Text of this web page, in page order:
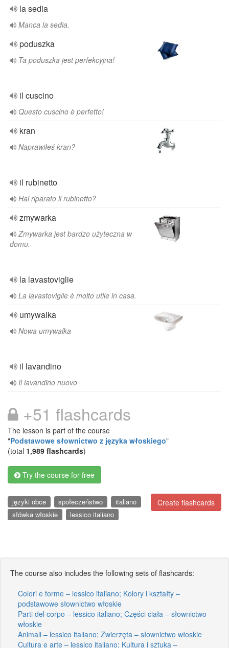
la sedia
Manca la sedia.
poduszka
Ta poduszka jest perfekcyjna!
il cuscino
Questo cuscino è perfetto!
kran
Naprawiłeś kran?
il rubinetto
Hai riparato il rubinetto?
zmywarka
Zmywarka jest bardzo użyteczna w
domu.
la lavastoviglie
La lavastoviglie è molto utile in casa.
umywalka
Nowa umywalka
il lavandino
Il lavandino nuovo
+51 flashcards
The lesson is part of the course
"Podstawowe słownictwo z języka włoskiego"
(total 1,989 flashcards)
Try the course for free
Create flashcards
języki obce społeczeństwo
italiano
słówka włoskie
lessico italiano
The course also includes the following sets of flashcards:
Colori e forme – lessico italiano; Kolory i kształty –
podstawowe słownictwo włoskie
Parti del corpo – lessico italiano; Części ciała – słownictwo
włoskie
Animali – lessico italiano; Zwierzęta – słownictwo włoskie
Cultura e arte – lessico italiano; Kultura i sztuka –